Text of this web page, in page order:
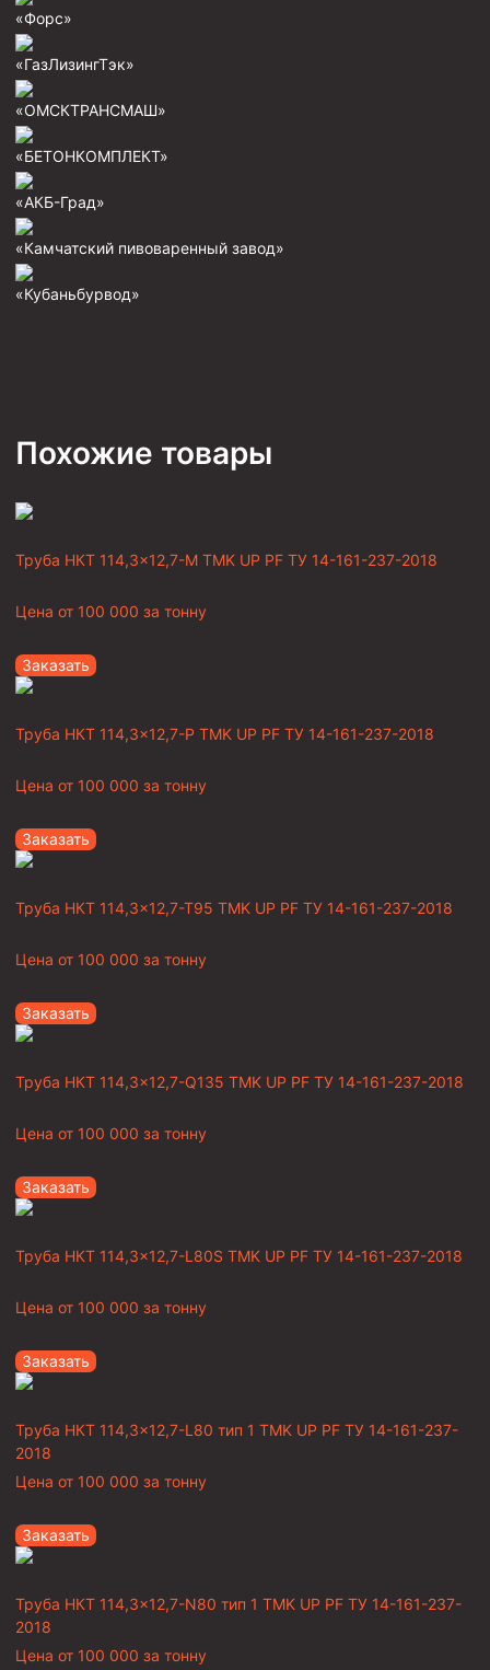
«Форс»
«ГазЛизингТэк»
«ОМСКТРАНСМАШ»
«БЕТОНКОМПЛЕКТ»
«АКБ-Град»
«Камчатский пивоваренный завод»
«Кубаньбурвод»
Похожие товары
Труба НКТ 114,3×12,7-М TMK UP PF ТУ 14-161-237-2018
Цена от 100 000 за тонну
Заказать
Труба НКТ 114,3×12,7-Р TMK UP PF ТУ 14-161-237-2018
Цена от 100 000 за тонну
Заказать
Труба НКТ 114,3×12,7-Т95 TMK UP PF ТУ 14-161-237-2018
Цена от 100 000 за тонну
Заказать
Труба НКТ 114,3×12,7-Q135 TMK UP PF ТУ 14-161-237-2018
Цена от 100 000 за тонну
Заказать
Труба НКТ 114,3×12,7-L80S TMK UP PF ТУ 14-161-237-2018
Цена от 100 000 за тонну
Заказать
Труба НКТ 114,3×12,7-L80 тип 1 TMK UP PF ТУ 14-161-237-
2018
Цена от 100 000 за тонну
Заказать
Труба НКТ 114,3×12,7-N80 тип 1 TMK UP PF ТУ 14-161-237-
2018
Цена от 100 000 за тонну